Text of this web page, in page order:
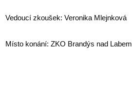
Vedoucí zkoušek: Veronika Mlejnková
Místo konání: ZKO Brandýs nad Labem